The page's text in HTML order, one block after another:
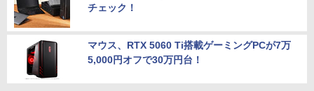
チェック！
マウス、RTX 5060 Ti搭載ゲーミングPCが7万
5,000円オフで30万円台！